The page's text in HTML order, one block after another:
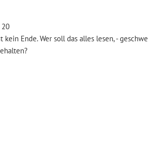
Ende. Wer soll das alles lesen, -